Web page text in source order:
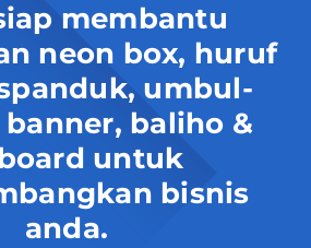
membantu
neon box, huruf
umbul-
baliho &
untuk
bisnis
anda.